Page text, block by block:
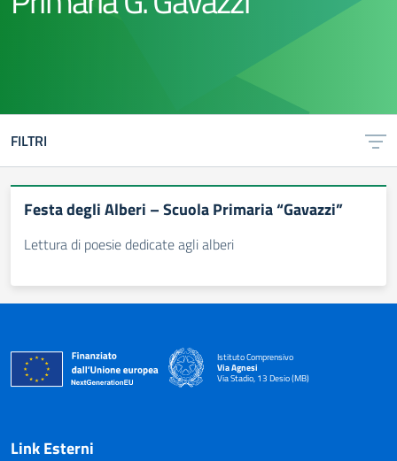
FILTRI
Festa degli Alberi – Scuola Primaria “Gavazzi”
Lettura di poesie dedicate agli alberi
Istituto Comprensivo
Via Agnesi
Via Stadio, 13 Desio (MB)
— Visita la pagina iniziale della scuola
Link Esterni